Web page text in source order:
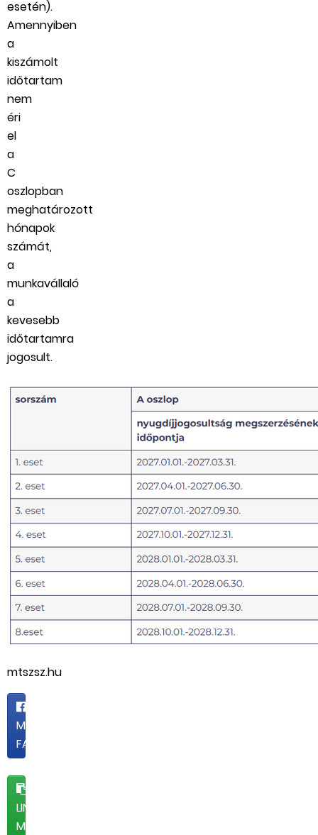
esetén).
Amennyiben
a
kiszámolt
időtartam
nem
éri
el
a
C
oszlopban
meghatározott
hónapok
számát,
a
munkavállaló
a
kevesebb
időtartamra
jogosult.
mtszsz.hu
MEGOSZTOM
FACEBOOKON
LINK
MÁSOLÁSA